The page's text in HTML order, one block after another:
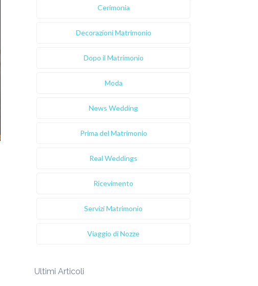
Cerimonia
Decorazioni Matrimonio
Dopo il Matrimonio
Moda
News Wedding
Prima del Matrimonio
Real Weddings
Ricevimento
Servizi Matrimonio
Viaggio di Nozze
Ultimi Articoli